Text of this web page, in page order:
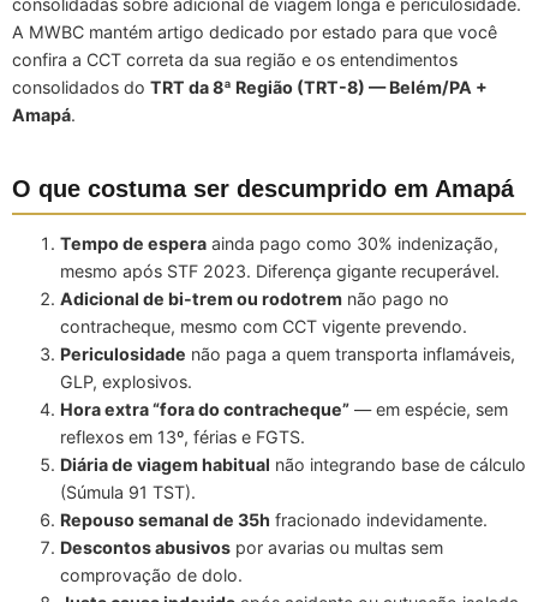
consolidadas sobre adicional de viagem longa e periculosidade.
A MWBC mantém artigo dedicado por estado para que você
confira a CCT correta da sua região e os entendimentos
consolidados do TRT da 8ª Região (TRT-8) — Belém/PA +
Amapá.
O que costuma ser descumprido em Amapá
Tempo de espera ainda pago como 30% indenização,
mesmo após STF 2023. Diferença gigante recuperável.
Adicional de bi-trem ou rodotrem não pago no
contracheque, mesmo com CCT vigente prevendo.
Periculosidade não paga a quem transporta inflamáveis,
GLP, explosivos.
Hora extra “fora do contracheque” — em espécie, sem
reflexos em 13º, férias e FGTS.
Diária de viagem habitual não integrando base de cálculo
(Súmula 91 TST).
Repouso semanal de 35h fracionado indevidamente.
Descontos abusivos por avarias ou multas sem
comprovação de dolo.